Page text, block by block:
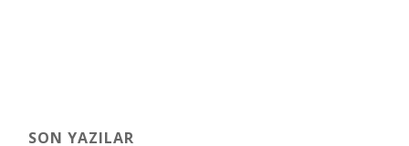
SON YAZILAR